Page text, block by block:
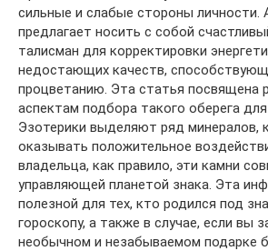
сильные и слабые стороны личности.
предлагает носить с собой
талисман для корректировки
недостающих качеств,
процветанию. Эта статья посвящена
аспектам подбора такого оберега
Эзотерики выделяют ряд минералов,
оказывать положительное
владельца, как правило, эти камни
управляющей планетой знака. Эта
полезной для тех, кто родился под
гороскопу, а также в случае, если вы
необычном и незабываемом подарке